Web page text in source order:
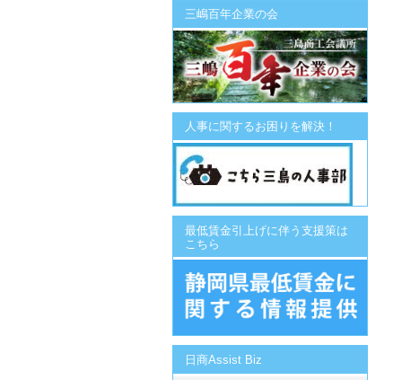
三嶋百年企業の会
人事に関するお困りを解決！
最低賃金引上げに伴う支援策は
こちら
日商Assist Biz